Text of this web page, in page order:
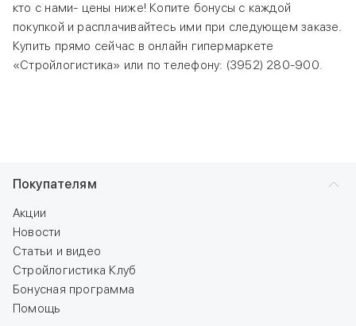
кто с нами- цены ниже! Копите бонусы с каждой
покупкой и расплачивайтесь ими при следующем заказе.
Купить прямо сейчас в онлайн гипермаркете
«Стройлогистика» или по телефону: (3952) 280-900.
Покупателям
Акции
Новости
Статьи и видео
Стройлогистика Клуб
Бонусная программа
Помощь